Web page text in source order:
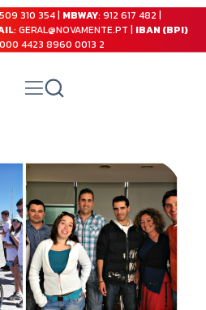
310 354 | MBWAY: 912 617 482 |
: GERAL@NOVAMENTE.PT | IBAN (BPI)
4423 8960 0013 2